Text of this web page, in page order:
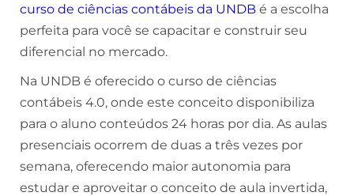
curso de ciências contábeis da UNDB é a escolha
perfeita para você se capacitar e construir seu
diferencial no mercado.
Na UNDB é oferecido o curso de ciências
contábeis 4.0, onde este conceito disponibiliza
para o aluno conteúdos 24 horas por dia. As aulas
presenciais ocorrem de duas a três vezes por
semana, oferecendo maior autonomia para
estudar e aproveitar o conceito de aula invertida,